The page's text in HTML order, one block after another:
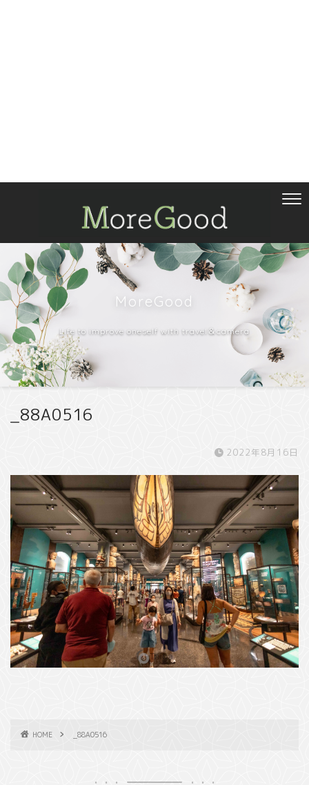
MoreGood
Life to improve oneself with travel＆camera
_88A0516
2022年8月16日
HOME _88A0516